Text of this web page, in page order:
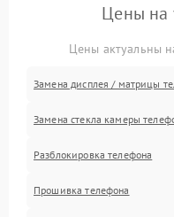
Цены на
Цены актуальны
Замена дисплея / матрицы
Замена стекла камеры
Разблокировка телефона
Прошивка телефона